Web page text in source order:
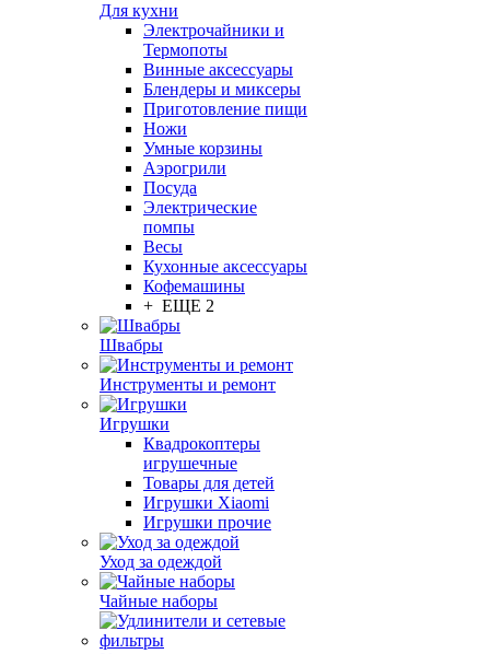
Для кухни
Электрочайники и
Термопоты
Винные аксессуары
Блендеры и миксеры
Приготовление пищи
Ножи
Умные корзины
Аэрогрили
Посуда
Электрические
помпы
Весы
Кухонные аксессуары
Кофемашины
+ ЕЩЕ 2
Швабры
Инструменты и ремонт
Игрушки
Квадрокоптеры
игрушечные
Товары для детей
Игрушки Xiaomi
Игрушки прочие
Уход за одеждой
Чайные наборы